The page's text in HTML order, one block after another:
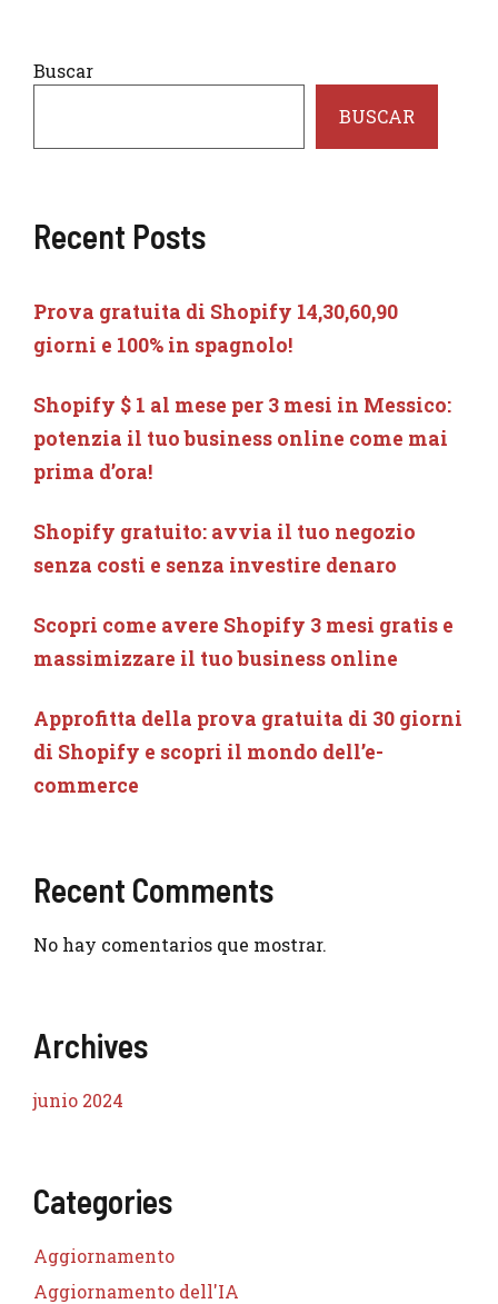
Buscar
BUSCAR
Recent Posts
Prova gratuita di Shopify 14,30,60,90
giorni e 100% in spagnolo!
Shopify $ 1 al mese per 3 mesi in Messico:
potenzia il tuo business online come mai
prima d’ora!
Shopify gratuito: avvia il tuo negozio
senza costi e senza investire denaro
Scopri come avere Shopify 3 mesi gratis e
massimizzare il tuo business online
Approfitta della prova gratuita di 30 giorni
di Shopify e scopri il mondo dell’e-
commerce
Recent Comments
No hay comentarios que mostrar.
Archives
junio 2024
Categories
Aggiornamento
Aggiornamento dell'IA